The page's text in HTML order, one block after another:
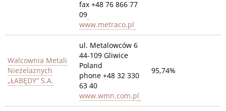
fax +48 76 866 77
09
www.metraco.pl
Walcownia Metali
Nieżelaznych
„ŁABĘDY” S.A.
ul. Metalowców 6
44-109 Gliwice
Poland
phone +48 32 330
63 40
www.wmn.com.pl
95,74%